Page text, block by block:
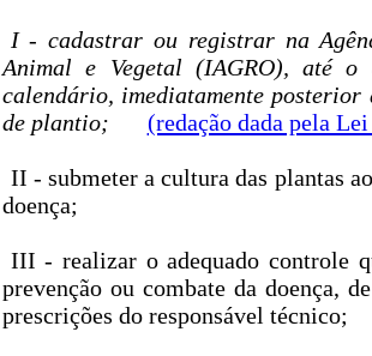
I - cadastrar ou registrar na
Animal e Vegetal (IAGRO), até
calendário, imediatamente posterior
de plantio;
(redação dada pela
II - submeter a cultura das plantas
doença;
III - realizar o adequado controle
prevenção ou combate da doença,
prescrições do responsável técnico;